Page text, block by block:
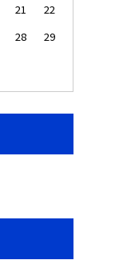
21
22
28
29